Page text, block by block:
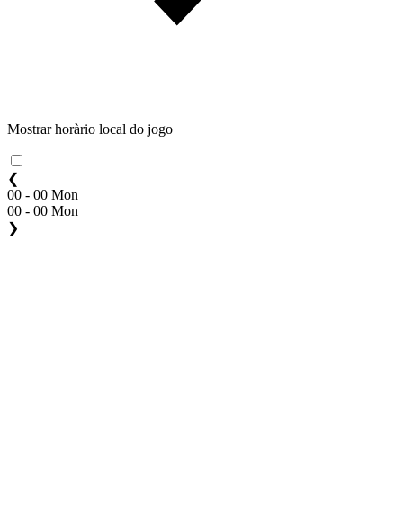
Mostrar horàrio local do jogo
❮
00 - 00 Mon
00 - 00 Mon
❯